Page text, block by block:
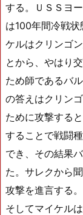
する。ＵＳＳヨ
は100年間冷戦
ケルはクリンゴ
とから、やはり
ため師であるバ
の答えはクリン
ために攻撃する
することで戦闘
でき、その結果
た。サレクから
攻撃を進言する
そしてマイケル